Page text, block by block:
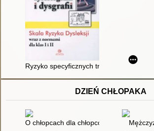
Ryzyko specyficznych trudności w
DZIEŃ CHŁOPAKA
O chłopcach dla chłopców